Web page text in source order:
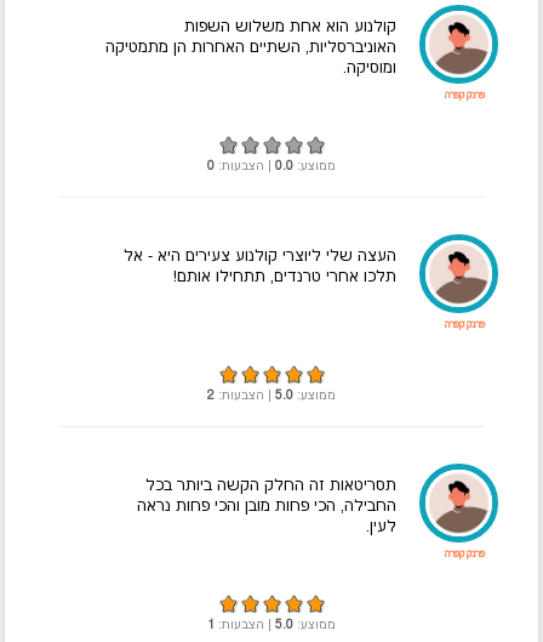
פרנק קפרה
קולנוע הוא אחת משלוש השפות
האוניברסליות, השתיים האחרות הן מתמטיקה
ומוסיקה.
ממוצע: 0.0 | הצבעות: 0
פרנק קפרה
העצה שלי ליוצרי קולנוע צעירים היא - אל
תלכו אחרי טרנדים, תתחילו אותם!
ממוצע: 5.0 | הצבעות: 2
פרנק קפרה
תסריטאות זה החלק הקשה ביותר בכל
החבילה, הכי פחות מובן והכי פחות נראה
לעין.
ממוצע: 5.0 | הצבעות: 1